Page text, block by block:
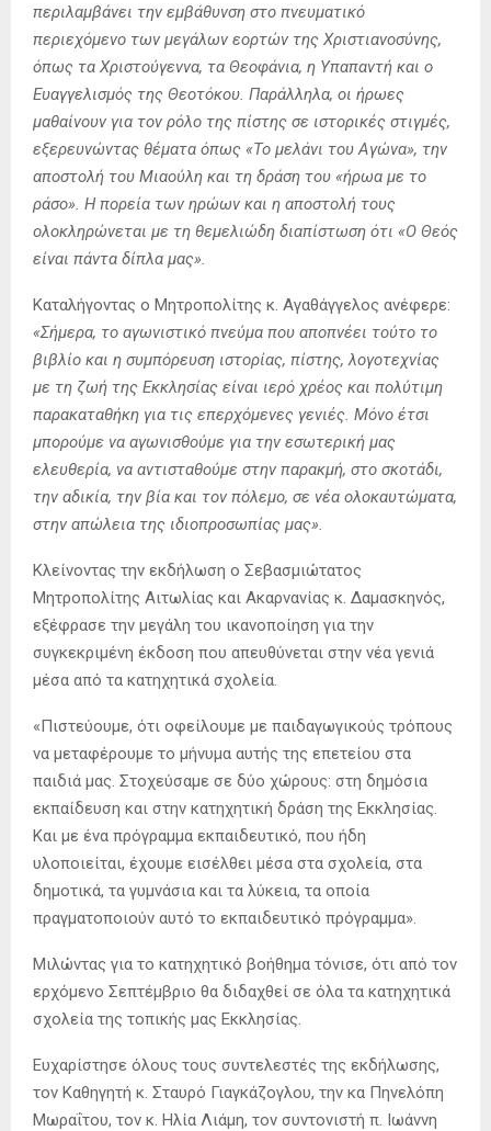
περιλαμβάνει την εμβάθυνση στο πνευματικό
περιεχόμενο των μεγάλων εορτών της Χριστιανοσύνης,
όπως τα Χριστούγεννα, τα Θεοφάνια, η Υπαπαντή και ο
Ευαγγελισμός της Θεοτόκου. Παράλληλα, οι ήρωες
μαθαίνουν για τον ρόλο της πίστης σε ιστορικές στιγμές,
εξερευνώντας θέματα όπως «Το μελάνι του Αγώνα», την
αποστολή του Μιαούλη και τη δράση του «ήρωα με το
ράσο». Η πορεία των ηρώων και η αποστολή τους
ολοκληρώνεται με τη θεμελιώδη διαπίστωση ότι «Ο Θεός
είναι πάντα δίπλα μας».
Καταλήγοντας ο Μητροπολίτης κ. Αγαθάγγελος ανέφερε:
«Σήμερα, το αγωνιστικό πνεύμα που αποπνέει τούτο το
βιβλίο και η συμπόρευση ιστορίας, πίστης, λογοτεχνίας
με τη ζωή της Εκκλησίας είναι ιερό χρέος και πολύτιμη
παρακαταθήκη για τις επερχόμενες γενιές. Μόνο έτσι
μπορούμε να αγωνισθούμε για την εσωτερική μας
ελευθερία, να αντισταθούμε στην παρακμή, στο σκοτάδι,
την αδικία, την βία και τον πόλεμο, σε νέα ολοκαυτώματα,
στην απώλεια της ιδιοπροσωπίας μας».
Κλείνοντας την εκδήλωση ο Σεβασμιώτατος
Μητροπολίτης Αιτωλίας και Ακαρνανίας κ. Δαμασκηνός,
εξέφρασε την μεγάλη του ικανοποίηση για την
συγκεκριμένη έκδοση που απευθύνεται στην νέα γενιά
μέσα από τα κατηχητικά σχολεία.
«Πιστεύουμε, ότι οφείλουμε με παιδαγωγικούς τρόπους
να μεταφέρουμε το μήνυμα αυτής της επετείου στα
παιδιά μας. Στοχεύσαμε σε δύο χώρους: στη δημόσια
εκπαίδευση και στην κατηχητική δράση της Εκκλησίας.
Και με ένα πρόγραμμα εκπαιδευτικό, που ήδη
υλοποιείται, έχουμε εισέλθει μέσα στα σχολεία, στα
δημοτικά, τα γυμνάσια και τα λύκεια, τα οποία
πραγματοποιούν αυτό το εκπαιδευτικό πρόγραμμα».
Μιλώντας για το κατηχητικό βοήθημα τόνισε, ότι από τον
ερχόμενο Σεπτέμβριο θα διδαχθεί σε όλα τα κατηχητικά
σχολεία της τοπικής μας Εκκλησίας.
Ευχαρίστησε όλους τους συντελεστές της εκδήλωσης,
τον Καθηγητή κ. Σταυρό Γιαγκάζογλου, την κα Πηνελόπη
Μωραΐτου, τον κ. Ηλία Λιάμη, τον συντονιστή π. Ιωάννη